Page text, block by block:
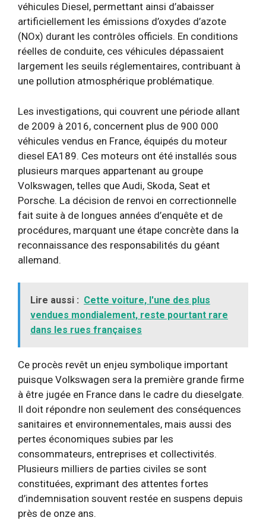
véhicules Diesel, permettant ainsi d’abaisser
artificiellement les émissions d’oxydes d’azote
(NOx) durant les contrôles officiels. En conditions
réelles de conduite, ces véhicules dépassaient
largement les seuils réglementaires, contribuant à
une pollution atmosphérique problématique.
Les investigations, qui couvrent une période allant
de 2009 à 2016, concernent plus de 900 000
véhicules vendus en France, équipés du moteur
diesel EA189. Ces moteurs ont été installés sous
plusieurs marques appartenant au groupe
Volkswagen, telles que Audi, Skoda, Seat et
Porsche. La décision de renvoi en correctionnelle
fait suite à de longues années d’enquête et de
procédures, marquant une étape concrète dans la
reconnaissance des responsabilités du géant
allemand.
Lire aussi : Cette voiture, l'une des plus
vendues mondialement, reste pourtant rare
dans les rues françaises
Ce procès revêt un enjeu symbolique important
puisque Volkswagen sera la première grande firme
à être jugée en France dans le cadre du dieselgate.
Il doit répondre non seulement des conséquences
sanitaires et environnementales, mais aussi des
pertes économiques subies par les
consommateurs, entreprises et collectivités.
Plusieurs milliers de parties civiles se sont
constituées, exprimant des attentes fortes
d’indemnisation souvent restée en suspens depuis
près de onze ans.